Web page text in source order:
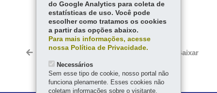
COMPARTILHE:
Fa
ce
bo
Tw
ha
ts
p
Baixar
do Google Analytics para coleta de
estatísticas de uso. Você pode
escolher como tratamos os cookies
a partir das opções abaixo.
Para mais informações, acesse
nossa Política de Privacidade.
Necessários
Sem esse tipo de cookie, nosso portal não
funciona plenamente. Esses cookies não
coletam informações sobre o visitante.